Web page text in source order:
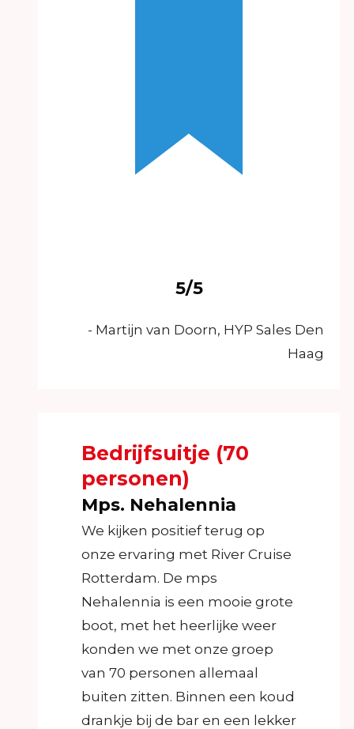
5/5
- Martijn van Doorn, HYP Sales Den
Haag
Bedrijfsuitje (70
personen)
Mps. Nehalennia
We kijken positief terug op
onze ervaring met River Cruise
Rotterdam. De mps
Nehalennia is een mooie grote
boot, met het heerlijke weer
konden we met onze groep
van 70 personen allemaal
buiten zitten. Binnen een koud
drankje bij de bar en een lekker